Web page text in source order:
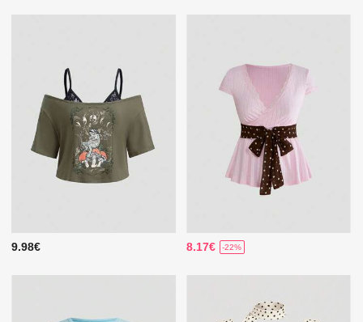
9.98€ 8.17€ -22%